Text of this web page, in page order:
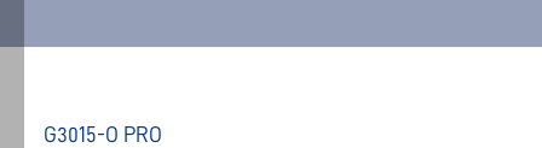
G3015-O PRO